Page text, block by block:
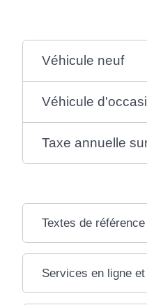
Véhicule neuf
Véhicule
Taxe annuelle
Textes de référence
Services en ligne